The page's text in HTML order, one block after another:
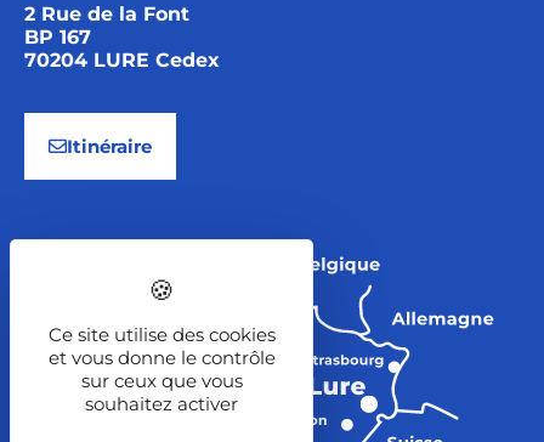
2 Rue de la Font
BP 167
70204 LURE Cedex
Itinéraire
Ce site utilise des cookies
et vous donne le contrôle
sur ceux que vous
souhaitez activer